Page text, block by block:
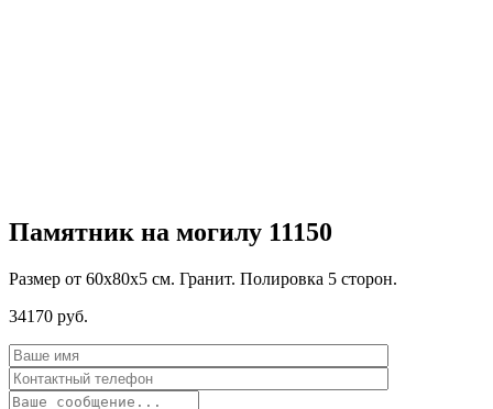
Памятник на могилу 11150
Размер от 60х80х5 см. Гранит. Полировка 5 сторон.
34170 руб.